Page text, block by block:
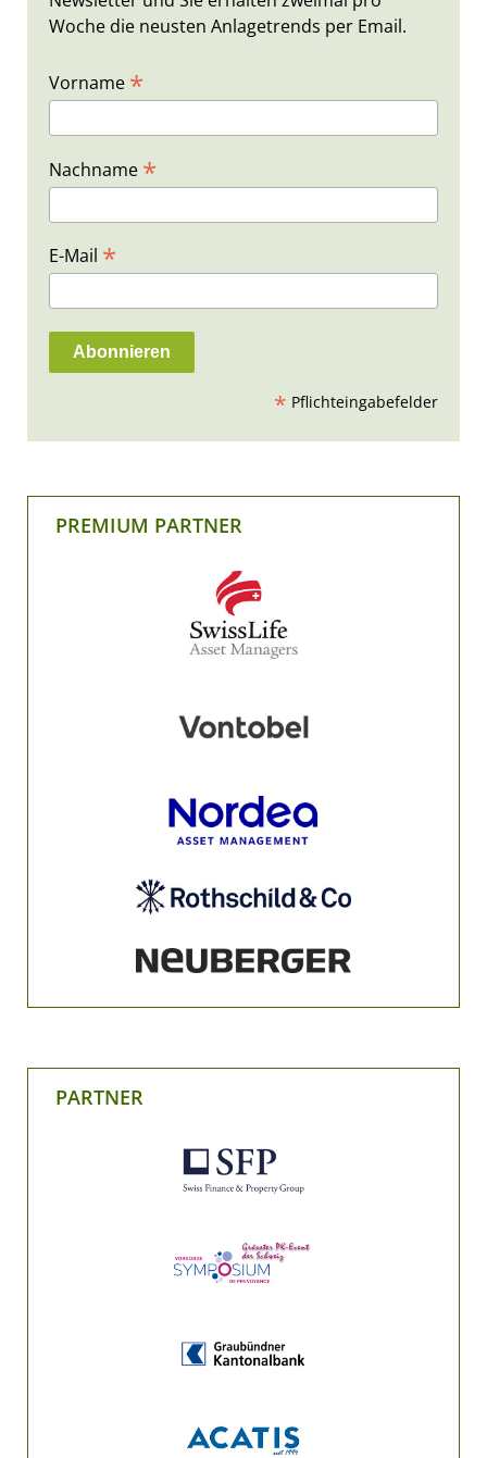
Woche die neusten Anlagetrends per Email.
Vorname *
Nachname *
E-Mail *
* Pflichteingabefelder
PREMIUM PARTNER
PARTNER